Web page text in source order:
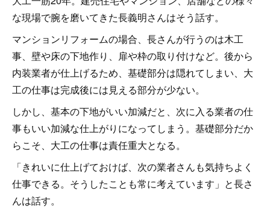
な現場で腕を磨いてきた長義明さんはそう話す。
マンションリフォームの場合、長さんが行うのは木工
事、壁や床の下地作り、扉や枠の取り付けなど。後から
内装業者が仕上げるため、基礎部分は隠れてしまい、大
工の仕事は完成後には見える部分が少ない。
しかし、基本の下地がいい加減だと、次に入る業者の仕
事もいい加減な仕上がりになってしまう。基礎部分だか
らこそ、大工の仕事は責任重大となる。
「きれいに仕上げておけば、次の業者さんも気持ちよく
仕事できる。そうしたことも常に考えています」と長さ
んは話す。